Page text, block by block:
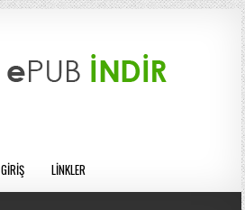
GIRIŞ
LINKLER